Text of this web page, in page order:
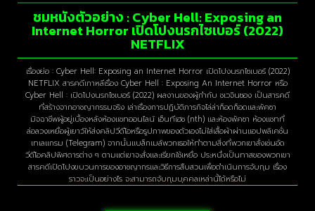
ชมหนังตัวอย่าง : Cyber Hell: Exposing an
Internet Horror เปิดโปงนรกไซเบอร์ (2022)
NETFLIX
เรื่องย่อ : Cyber Hell: Exposing an Internet Horror เปิดโปงนรกไซเบอร์ (2022)
NETFLIX สารคดีเกาหลีเรื่อง Cyber Hell : Exposing An Internet Horror หรือ
Cyber Hell : เปิดโปงนรกไซเบอร์ (2022) ผลงานของผู้กำกับ ชเวจินซอง เป็นสารคดี
ที่สร้างจากอาชญากรรมจริง เล่าเรื่องการปฏิบัติภารกิจไล่ล่าก็อดก็อดและพัคซา
มิจฉาชีพผู้อยู่เบื้องหลังห้องแชทออนไลน์ เอ็นทีเฮช (nth) และห้องพัคซา ห้องแชทที่
ล่อลวงเหยื่อผู้เยาว์ให้ส่งคลิปวีดีโอหรือรูปภาพของตัวเองไม่ใส่เสื้อผ้าผ่านแอปพลิเคชั่น
เทเลแกรม (Telegram) จากนั้นแบล็กเมล์พวกเธอให้ทำตามสิ่งที่พวกเขาสั่งเช่นอัด
วีดีโอคลิปพิศดารต่าง ๆ ตามแต่เขาจะสั่งและเรียกใช้เหยื่อ ประหนึ่งเป็นทาสของพวกเขา
สารคดีเปิดโปงขบวนการของอาชญากรและวิธีการสืบสวนเพื่อดำเนินการจับกุม เรื่อง
ราวจะเป็นอย่างไร จะสามารถจับกุมบุคคลเหล่านี้ได้หรือไม่